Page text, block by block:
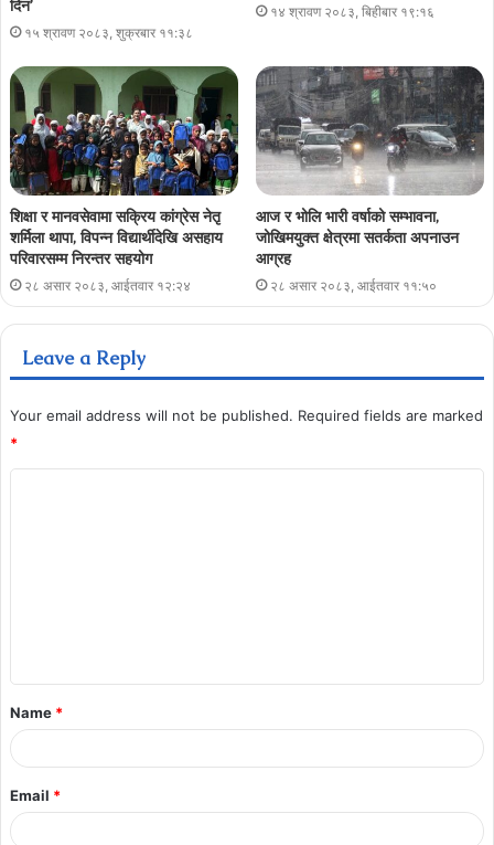
दिन’
१५ श्रावण २०८३, शुक्रबार ११:३८
१४ श्रावण २०८३, बिहीबार १९:१६
शिक्षा र मानवसेवामा सक्रिय कांग्रेस नेतृ
शर्मिला थापा, विपन्न विद्यार्थीदेखि असहाय
परिवारसम्म निरन्तर सहयोग
२८ असार २०८३, आईतवार १२:२४
आज र भोलि भारी वर्षाको सम्भावना,
जोखिमयुक्त क्षेत्रमा सतर्कता अपनाउन
आग्रह
२८ असार २०८३, आईतवार ११:५०
Leave a Reply
Your email address will not be published. Required fields are marked
*
Name *
Email *